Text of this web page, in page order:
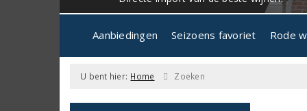
Aanbiedingen Seizoens favoriet Rode
U bent hier: Home Zoeken